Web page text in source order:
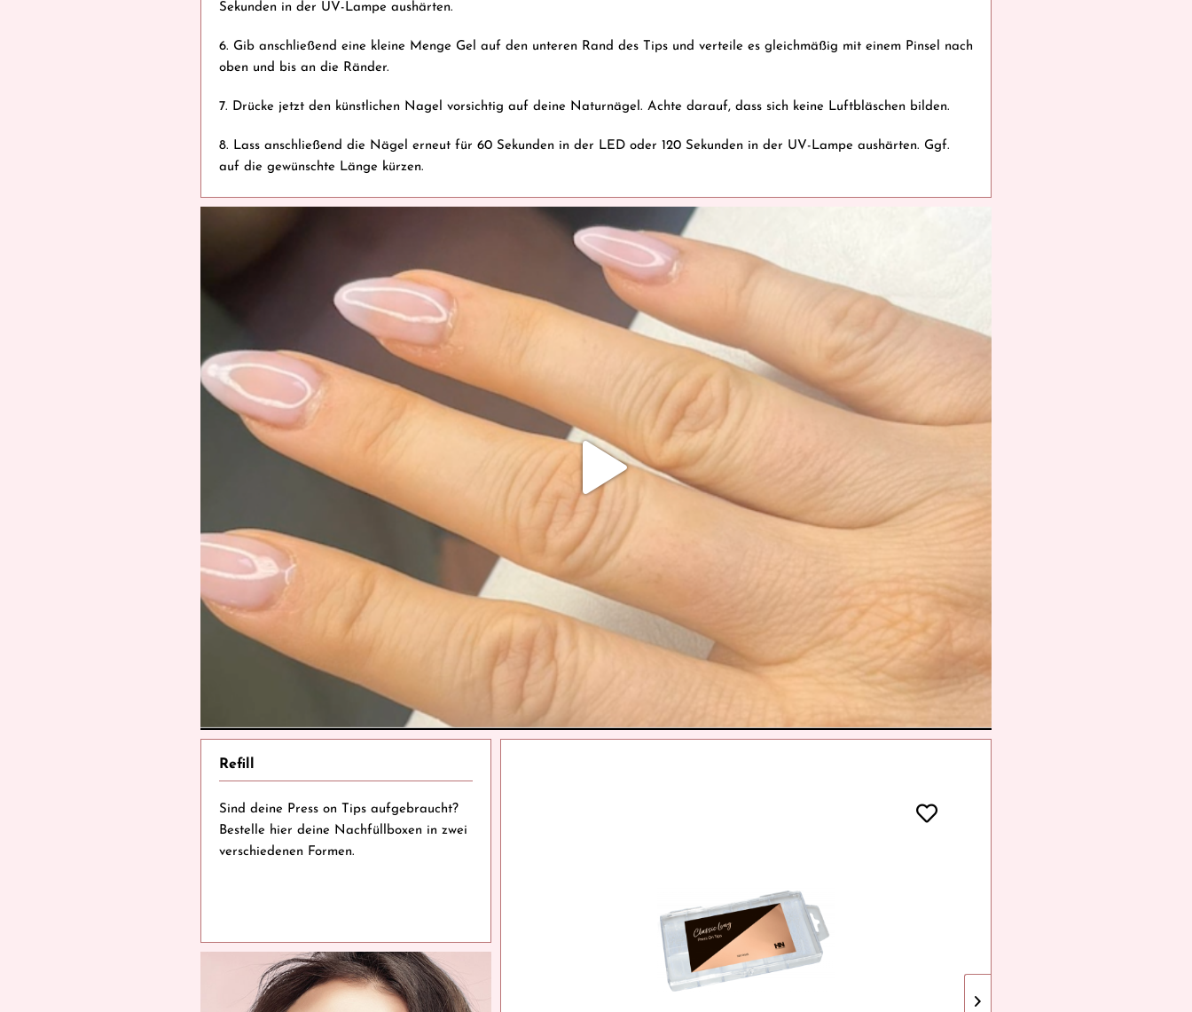
Refill
Sind deine Press on Tips aufgebraucht?
Bestelle hier deine Nachfüllboxen in zwei
verschiedenen Formen.
Sekunden in der UV-Lampe aushärten.
6. Gib anschließend eine kleine Menge Gel auf den unteren Rand des Tips und verteile es gleichmäßig mit einem Pinsel nach
oben und bis an die Ränder.
7. Drücke jetzt den künstlichen Nagel vorsichtig auf deine Naturnägel. Achte darauf, dass sich keine Luftbläschen bilden.
8. Lass anschließend die Nägel erneut für 60 Sekunden in der LED oder 120 Sekunden in der UV-Lampe aushärten. Ggf.
auf die gewünschte Länge kürzen.
9. Fast geschafft! Im letzten Schritt Shellac oder Farbgel auf die Nägel auftragen. Die Press on Tips nach deinen Wünschen
gestalten und einen Top Coat zur Versiegelung benutzen - fertig!